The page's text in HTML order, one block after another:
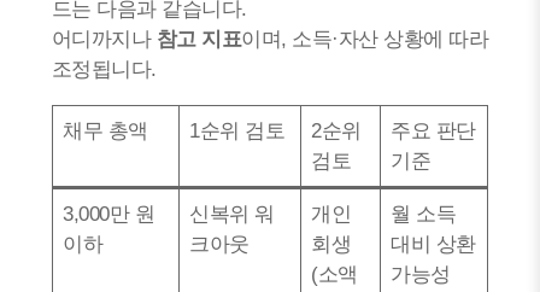
드는 다음과 같습니다.
어디까지나 참고 지표이며, 소득·자산 상황에 따라
조정됩니다.
채무 총액 1순위 검토
2순위
검토
주요 판단
기준
3,000만 원
이하
신복위 워
크아웃
개인
회생
(소액
월 소득
대비 상환
가능성